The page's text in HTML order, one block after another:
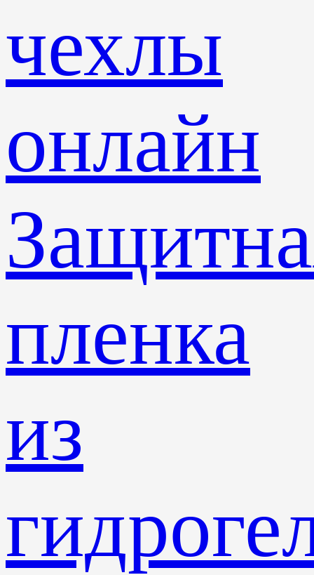
чехлы
онлайн
пленка
из